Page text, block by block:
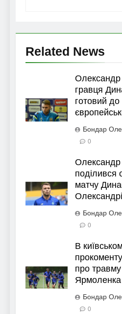
Related News
Олександр
гравця
готовий
Бондар
0
Олександр
поділився
матчу
Бондар
0
В
про
Ярмоленка
Бондар
0